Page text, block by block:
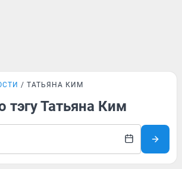
ТАТЬЯНА КИМ
тэгу Татьяна Ким